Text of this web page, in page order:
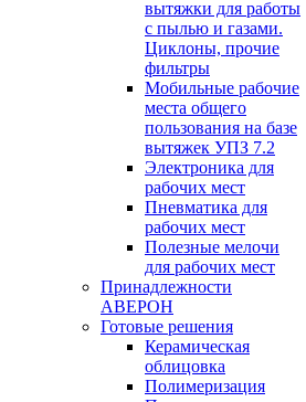
вытяжки для работы
с пылью и газами.
Циклоны, прочие
фильтры
Мобильные рабочие
места общего
пользования на базе
вытяжек УПЗ 7.2
Электроника для
рабочих мест
Пневматика для
рабочих мест
Полезные мелочи
для рабочих мест
Принадлежности
АВЕРОН
Готовые решения
Керамическая
облицовка
Полимеризация